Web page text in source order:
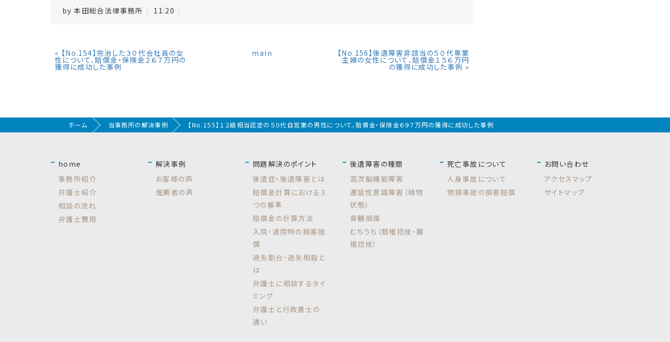
by本田総合法律事務所 11:20
« 【No.154】完治した３０代会社員の女
性について、賠償金・保険金２６７万円の
獲得に成功した事例
main 【No.156】後遺障害非該当の５０代専業
主婦の女性について、賠償金１５６万円
の獲得に成功した事例 »
ホーム 当事務所の解決事例 【No.155】１２級相当認定の５０代自営業の男性について、賠償金・保険金６９７万円の獲得に成功した事例
home
事務所紹介
弁護士紹介
相談の流れ
弁護士費用
解決事例
お客様の声
推薦者の声
問題解決のポイント
後遺症・後遺障害とは
賠償金計算における３
つの基準
賠償金の計算方法
入院・通院時の損害賠
償
過失割合・過失相殺と
は
弁護士に相談するタイ
ミング
弁護士と行政書士の
違い
後遺障害の種類
高次脳機能障害
遷延性意識障害（植物
状態）
脊髄損傷
むちうち（頚椎捻挫・腰
椎捻挫）
死亡事故について
人身事故について
物損事故の損害賠償
お問い合わせ
アクセスマップ
サイトマップ